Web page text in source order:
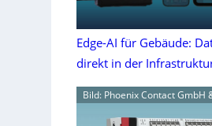
Edge-AI für Gebäude:
direkt in der
Bild: Phoenix Contact GmbH